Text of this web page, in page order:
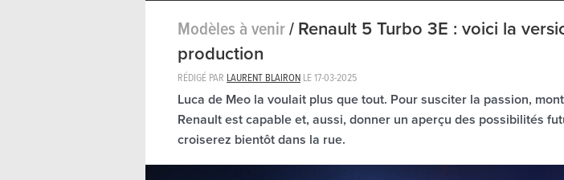
Modèles à venir/Renault 5 Turbo 3E : voici la
production
RÉDIGÉ PAR LAURENT BLAIRON LE17-03-2025
Luca de Meo la voulait plus que tout. Pour susciter la passion,
Renault est capable et, aussi, donner un aperçu des possibilités
croiserez bientôt dans la rue.